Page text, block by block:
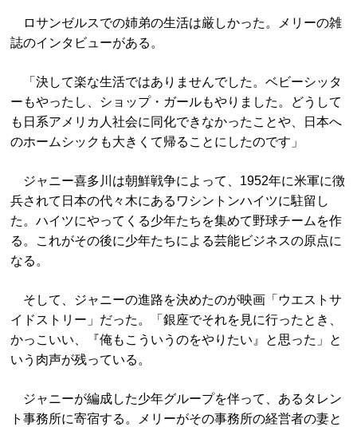
ロサンゼルスでの姉弟の生活は厳しかった。メリーの雑
誌のインタビューがある。
「決して楽な生活ではありませんでした。ベビーシッタ
ーもやったし、ショップ・ガールもやりました。どうして
も日系アメリカ人社会に同化できなかったことや、日本へ
のホームシックも大きくて帰ることにしたのです」
ジャニー喜多川は朝鮮戦争によって、1952年に米軍に徴
兵されて日本の代々木にあるワシントンハイツに駐留し
た。ハイツにやってくる少年たちを集めて野球チームを作
る。これがその後に少年たちによる芸能ビジネスの原点に
なる。
そして、ジャニーの進路を決めたのが映画「ウエストサ
イドストリー」だった。「銀座でそれを見に行ったとき、
かっこいい、『俺もこういうのをやりたい』と思った」と
いう肉声が残っている。
ジャニーが編成した少年グループを伴って、あるタレン
ト事務所に寄宿する。メリーがその事務所の経営者の妻と